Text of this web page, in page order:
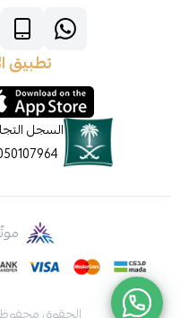
تطبيق
السجل